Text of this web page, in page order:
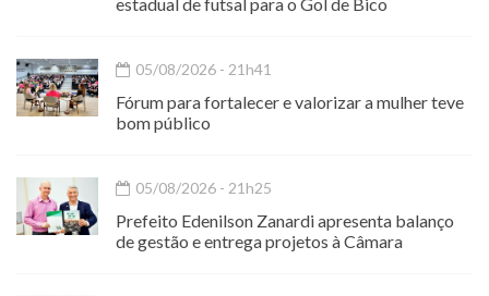
estadual de futsal para o Gol de Bico
05/08/2026 - 21h41
Fórum para fortalecer e valorizar a mulher teve
bom público
05/08/2026 - 21h25
Prefeito Edenilson Zanardi apresenta balanço
de gestão e entrega projetos à Câmara